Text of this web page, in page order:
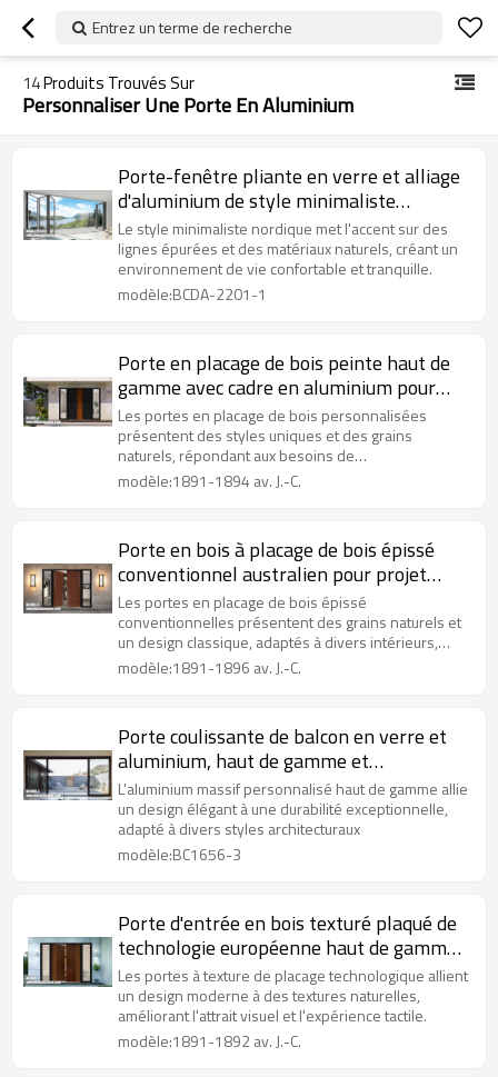
Entrez un terme de recherche
14Produits Trouvés Sur
Personnaliser Une Porte En Aluminium
Porte-fenêtre pliante en verre et alliage
d'aluminium de style minimaliste
nordique pour projet hôtelier
Le style minimaliste nordique met l'accent sur des
lignes épurées et des matériaux naturels, créant un
environnement de vie confortable et tranquille.
modèle:BCDA-2201-1
Porte en placage de bois peinte haut de
gamme avec cadre en aluminium pour
projet de villa
Les portes en placage de bois personnalisées
présentent des styles uniques et des grains
naturels, répondant aux besoins de
personnalisation et améliorant l'esthétique.
modèle:1891-1894 av. J.-C.
Porte en bois à placage de bois épissé
conventionnel australien pour projet
d'appartement
Les portes en placage de bois épissé
conventionnelles présentent des grains naturels et
un design classique, adaptés à divers intérieurs,
ajoutant de la chaleur.
modèle:1891-1896 av. J.-C.
Porte coulissante de balcon en verre et
aluminium, haut de gamme et
personnalisée, pour projet de villa
L'aluminium massif personnalisé haut de gamme allie
un design élégant à une durabilité exceptionnelle,
adapté à divers styles architecturaux
modèle:BC1656-3
Porte d'entrée en bois texturé plaqué de
technologie européenne haut de gamme
pour projet de villa
Les portes à texture de placage technologique allient
un design moderne à des textures naturelles,
améliorant l'attrait visuel et l'expérience tactile.
modèle:1891-1892 av. J.-C.